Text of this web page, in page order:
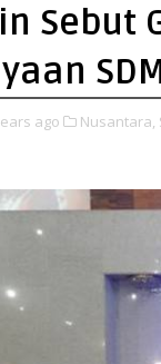
Sebut
ago Nusantara,